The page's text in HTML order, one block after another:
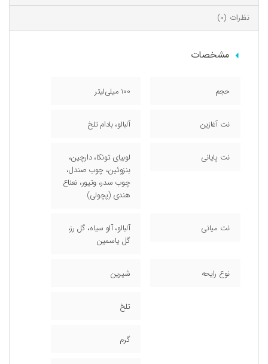
نظرات (0)
مشخصات
حجم 100 میلی‌لیتر
نت آغازین آلبالو، بادام تلخ
نت پایانی
لوبیای تونکا، دارچین،
بنزوئین، چوب صندل،
چوب سدر، وتیور، نعناع
هندی (پچولی)
نت میانی
آلبالو، آلو سیاه، گل رز،
گل یاسمین
نوع رایحه شیرین
تلخ
گرم